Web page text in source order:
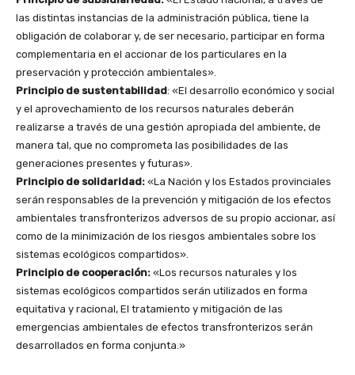
las distintas instancias de la administración pública, tiene la
obligación de colaborar y, de ser necesario, participar en forma
complementaria en el accionar de los particulares en la
preservación y protección ambientales».
Principio de sustentabilidad: «El desarrollo económico y social
y el aprovechamiento de los recursos naturales deberán
realizarse a través de una gestión apropiada del ambiente, de
manera tal, que no comprometa las posibilidades de las
generaciones presentes y futuras».
Principio de solidaridad: «La Nación y los Estados provinciales
serán responsables de la prevención y mitigación de los efectos
ambientales transfronterizos adversos de su propio accionar, así
como de la minimización de los riesgos ambientales sobre los
sistemas ecológicos compartidos».
Principio de cooperación: «Los recursos naturales y los
sistemas ecológicos compartidos serán utilizados en forma
equitativa y racional, El tratamiento y mitigación de las
emergencias ambientales de efectos transfronterizos serán
desarrollados en forma conjunta.»